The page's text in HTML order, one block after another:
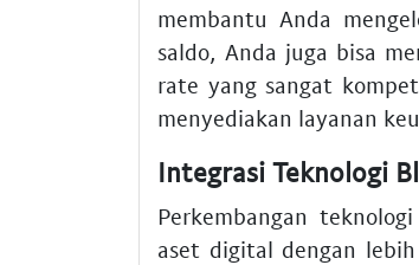
membantu Anda
saldo, Anda juga bisa
rate yang sangat
menyediakan layanan
Integrasi Teknologi
Perkembangan
aset digital dengan